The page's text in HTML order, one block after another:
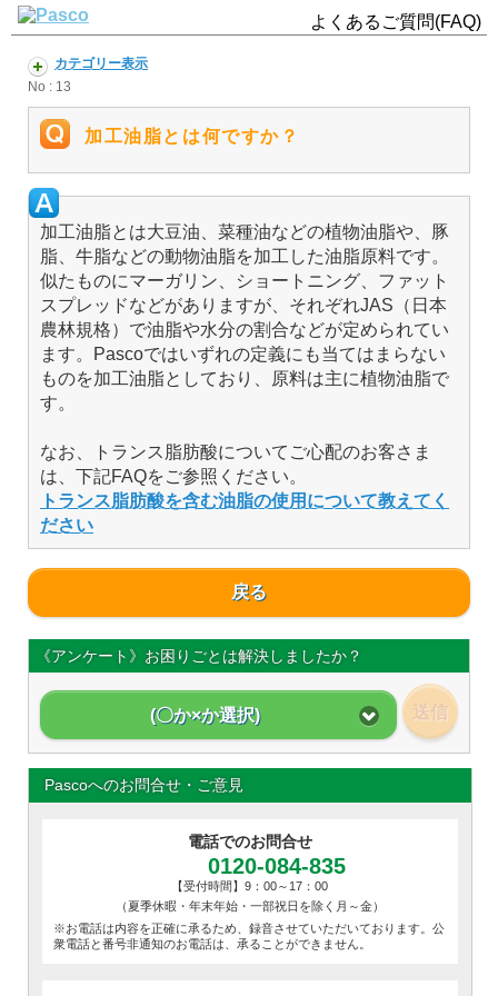
よくあるご質問(FAQ)
カテゴリー表示
No : 13
加工油脂とは何ですか？
加工油脂とは大豆油、菜種油などの植物油脂や、豚
脂、牛脂などの動物油脂を加工した油脂原料です。
似たものにマーガリン、ショートニング、ファット
スプレッドなどがありますが、それぞれJAS（日本
農林規格）で油脂や水分の割合などが定められてい
ます。Pascoではいずれの定義にも当てはまらない
ものを加工油脂としており、原料は主に植物油脂で
す。
なお、トランス脂肪酸についてご心配のお客さま
は、下記FAQをご参照ください。
トランス脂肪酸を含む油脂の使用について教えてく
ださい
戻る
《アンケート》お困りごとは解決しましたか？
(〇か×か選択) 送信
Pascoへのお問合せ・ご意見
電話でのお問合せ
0120-084-835
【受付時間】9：00～17：00
（夏季休暇・年末年始・一部祝日を除く月～金）
※お電話は内容を正確に承るため、録音させていただいております。公
衆電話と番号非通知のお電話は、承ることができません。